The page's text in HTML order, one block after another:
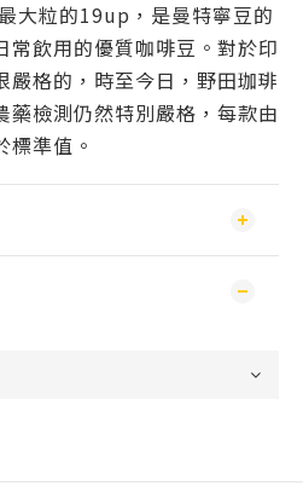
大粒的19up，是曼特寧豆的
常飲用的優質咖啡豆。對於印
嚴格的，時至今日，野田珈琲
藥檢測仍然特別嚴格，每款由
標準值。